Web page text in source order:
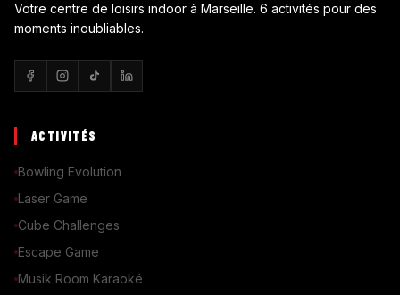
Votre centre de loisirs indoor à Marseille. 6 activités pour des
moments inoubliables.
ACTIVITÉS
Bowling Evolution
Laser Game
Cube Challenges
Escape Game
Musik Room Karaoké